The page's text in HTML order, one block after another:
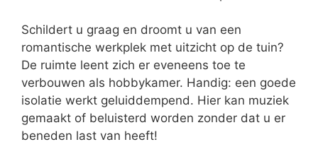
Schildert u graag en droomt u van een
romantische werkplek met uitzicht op de tuin?
De ruimte leent zich er eveneens toe te
verbouwen als hobbykamer. Handig: een goede
isolatie werkt geluiddempend. Hier kan muziek
gemaakt of beluisterd worden zonder dat u er
beneden last van heeft!